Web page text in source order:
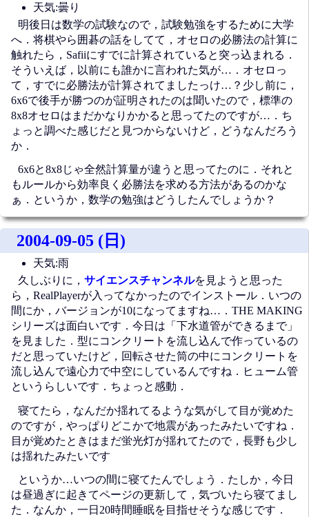
天気:曇り
明後日は数学の試験なので，試験勉強をするために大学
へ．将棋やら囲碁の話をしてて，オセロの必勝法の計算に
触れたら，Safiiにすでに計算されていると突っ込まれる．
そういえば，以前にも誰かに言われた気が…．オセロっ
て，すでに必勝法が計算されてましたっけ…？少し前に，
6x6で後手が勝つのが証明されたのは聞いたので，標準の
8x8オセロはまだかなりかかると思ってたのですが…．ち
ょっと調べた感じだと見つからないけど，どうなんだろう
か．
6x6と8x8じゃ全然計算量が違うと思ってたのに．それと
もルールから効率良く必勝法を求める方法があるのかな
ぁ．というか，数学の勉強はどうしたんでしょうか？
2004-09-05 (日)
天気:雨
久しぶりに， サイエンスチャンネルを見ようと思った
ら，RealPlayerが入ってなかったのでインストール．いつの
間にか，バージョンが10になってますね…．THE MAKING
シリーズは面白いです．今日は「下水道管ができるまで」
を見ました．型にコンクリートを流し込んで作っているの
だと思っていたけど，回転させた筒の中にコンクリートを
流し込んで遠心力で中空にしているんですね．ヒューム管
というらしいです．ちょっと感動．
寝てたら，なんだか揺れてるような気がして目が覚めた
のですが，やっぱりどこかで地震があったみたいですね．
目が覚めたときはまだ蛍光灯が揺れてたので，長野も少し
は揺れたみたいです
というか…いつの間に寝てたんでしょう．たしか，今日
は昼過ぎに起きてページの更新して，気づいたら寝てまし
た．なんか，一日20時間睡眠を目指せそうな感じです．